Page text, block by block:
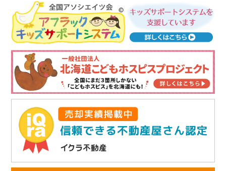
3. 個人情報の利用について
当社は、取得等の際に示した利用目的の範囲内で、かつ業務の遂行上必要な
限度内で、個人情報を利用します。個人情報の取り扱いを第三者に委託する
場合は、当該第三者に秘密を厳守するよう契約を締結し、その責任の所在を
明確にし、個人情報の安全管理のために必要かつ適切な監督を行います。
4. 個人情報の第三者提供について
当社は、原則として以下に定める場合を除き、個人情報を第三者に提供しま
せん。
・ お客様の同意がある場合
・ 個人情報保護法その他法令に定めのある場合
5. 個人情報に関するお問い合わせ（訂正・開示・削除）について
当社は、お客様がご自身の個人情報について、開示・訂正・利用停止・消去
を申し出られた場合は速やかに対応します。
6. 個人情報保護関連規程の制定・実施・改善
当社は、上記の方針を徹底するため、これを全職員並びに関係者に周知・実
施し、本プライバシーポリシーの内容を継続的に見直し、改善に努めます。